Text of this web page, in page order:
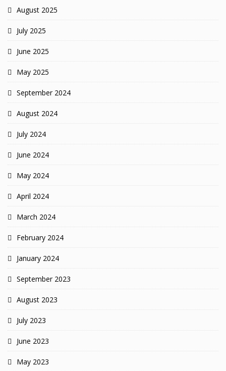
August 2025
July 2025
June 2025
May 2025
September 2024
August 2024
July 2024
June 2024
May 2024
April 2024
March 2024
February 2024
January 2024
September 2023
August 2023
July 2023
June 2023
May 2023